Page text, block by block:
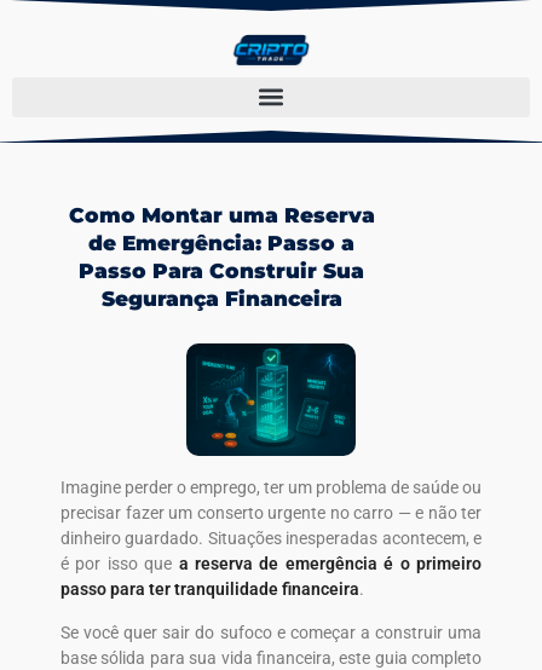
Como Montar uma Reserva
de Emergência: Passo a
Passo Para Construir Sua
Segurança Financeira
Imagine perder o emprego, ter um problema de saúde ou
precisar fazer um conserto urgente no carro — e não ter
dinheiro guardado. Situações inesperadas acontecem, e
é por isso que a reserva de emergência é o primeiro
passo para ter tranquilidade financeira.
Se você quer sair do sufoco e começar a construir uma
base sólida para sua vida financeira, este guia completo